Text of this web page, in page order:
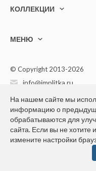
КОЛЛЕКЦИИ
МЕНЮ
© Copyright 2013-2026
info@implitka.ru
+7(499) 394-05-40
Конфиденциальность
На нашем сайте мы
информацию о
обрабатываются для
сайта. Если вы не хотите
измените настройки